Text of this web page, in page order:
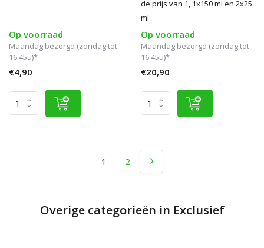
Op voorraad
Maandag bezorgd (zondag tot
16:45u)*
€4,90
de prijs van 1, 1x150 ml en 2x25
ml
Op voorraad
Maandag bezorgd (zondag tot
16:45u)*
€20,90
1 2
Overige categorieën in Exclusief